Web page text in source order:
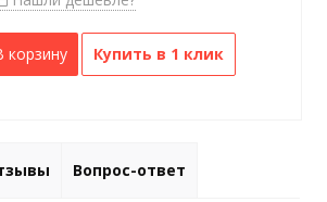
корзину Купить в 1 клик
Вопрос-ответ